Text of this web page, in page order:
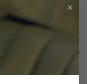
et possède un
✕